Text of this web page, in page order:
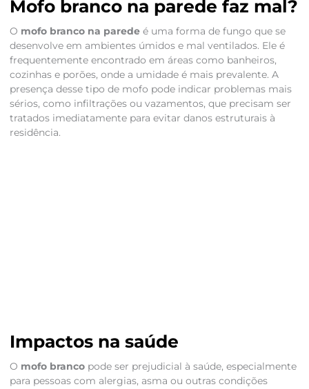
Mofo branco na parede faz mal?
O mofo branco na paredeé uma forma de fungo que se
desenvolve em ambientes úmidos e mal ventilados. Ele é
frequentemente encontrado em áreas como banheiros,
cozinhas e porões, onde a umidade é mais prevalente. A
presença desse tipo de mofo pode indicar problemas mais
sérios, como infiltrações ou vazamentos, que precisam ser
tratados imediatamente para evitar danos estruturais à
residência.
Impactos na saúde
O mofo brancopode ser prejudicial à saúde, especialmente
para pessoas com alergias, asma ou outras condições